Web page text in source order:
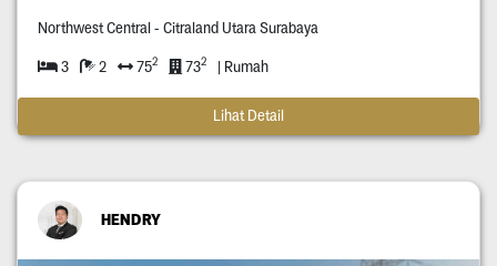
Northwest Central - Citraland Utara Surabaya
3 2 752 732 | Rumah
Lihat Detail
HENDRY